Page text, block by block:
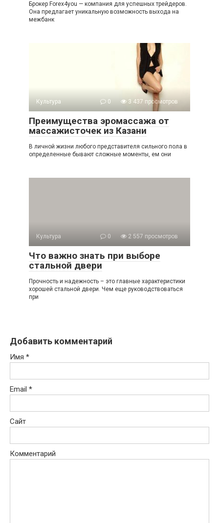
Брокер Forex4you — компания для успешных трейдеров.
Она предлагает уникальную возможность выхода на
межбанк
Культура 0 3 437 просмотров
Преимущества эромассажа от
массажисточек из Казани
В личной жизни любого представителя сильного пола в
определенные бывают сложные моменты, ем они
Культура 0 2 557 просмотров
Что важно знать при выборе
стальной двери
Прочность и надежность – это главные характеристики
хорошей стальной двери. Чем еще руководствоваться
при
Добавить комментарий
Имя *
Email *
Сайт
Комментарий